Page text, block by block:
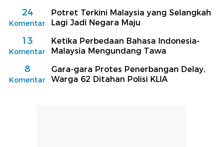
24
Komentar
Potret Terkini Malaysia yang Selangkah
Lagi Jadi Negara Maju
13
Komentar
Ketika Perbedaan Bahasa Indonesia-
Malaysia Mengundang Tawa
8
Komentar
Gara-gara Protes Penerbangan Delay,
Warga 62 Ditahan Polisi KLIA